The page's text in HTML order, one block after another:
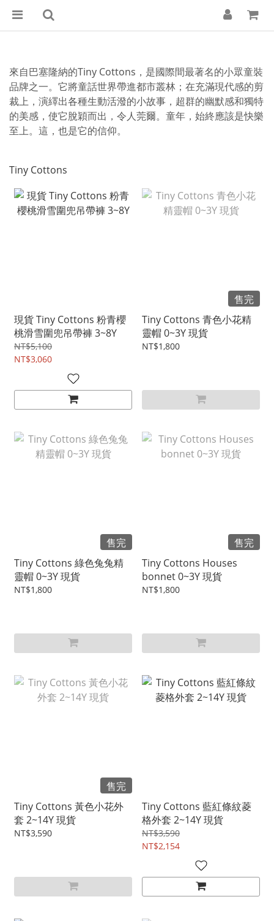
來自巴塞隆納的Tiny Cottons，是國際間最著名的小眾童裝
品牌之一。它將童話世界帶進都市叢林；在充滿現代感的剪
裁上，演繹出各種生動活潑的小故事，超群的幽默感和獨特
的美感，使它脫穎而出，令人莞爾。童年，始終應該是快樂
至上。這，也是它的信仰。
Tiny Cottons
現貨 Tiny Cottons 粉青櫻
桃滑雪圍兜吊帶褲 3~8Y
NT$5,100
NT$3,060
售完
Tiny Cottons 青色小花精
靈帽 0~3Y 現貨
NT$1,800
售完
Tiny Cottons 綠色兔兔精
靈帽 0~3Y 現貨
NT$1,800
售完
Tiny Cottons Houses
bonnet 0~3Y 現貨
NT$1,800
售完
Tiny Cottons 黃色小花外
套 2~14Y 現貨
NT$3,590
Tiny Cottons 藍紅條紋菱
格外套 2~14Y 現貨
NT$3,590
NT$2,154